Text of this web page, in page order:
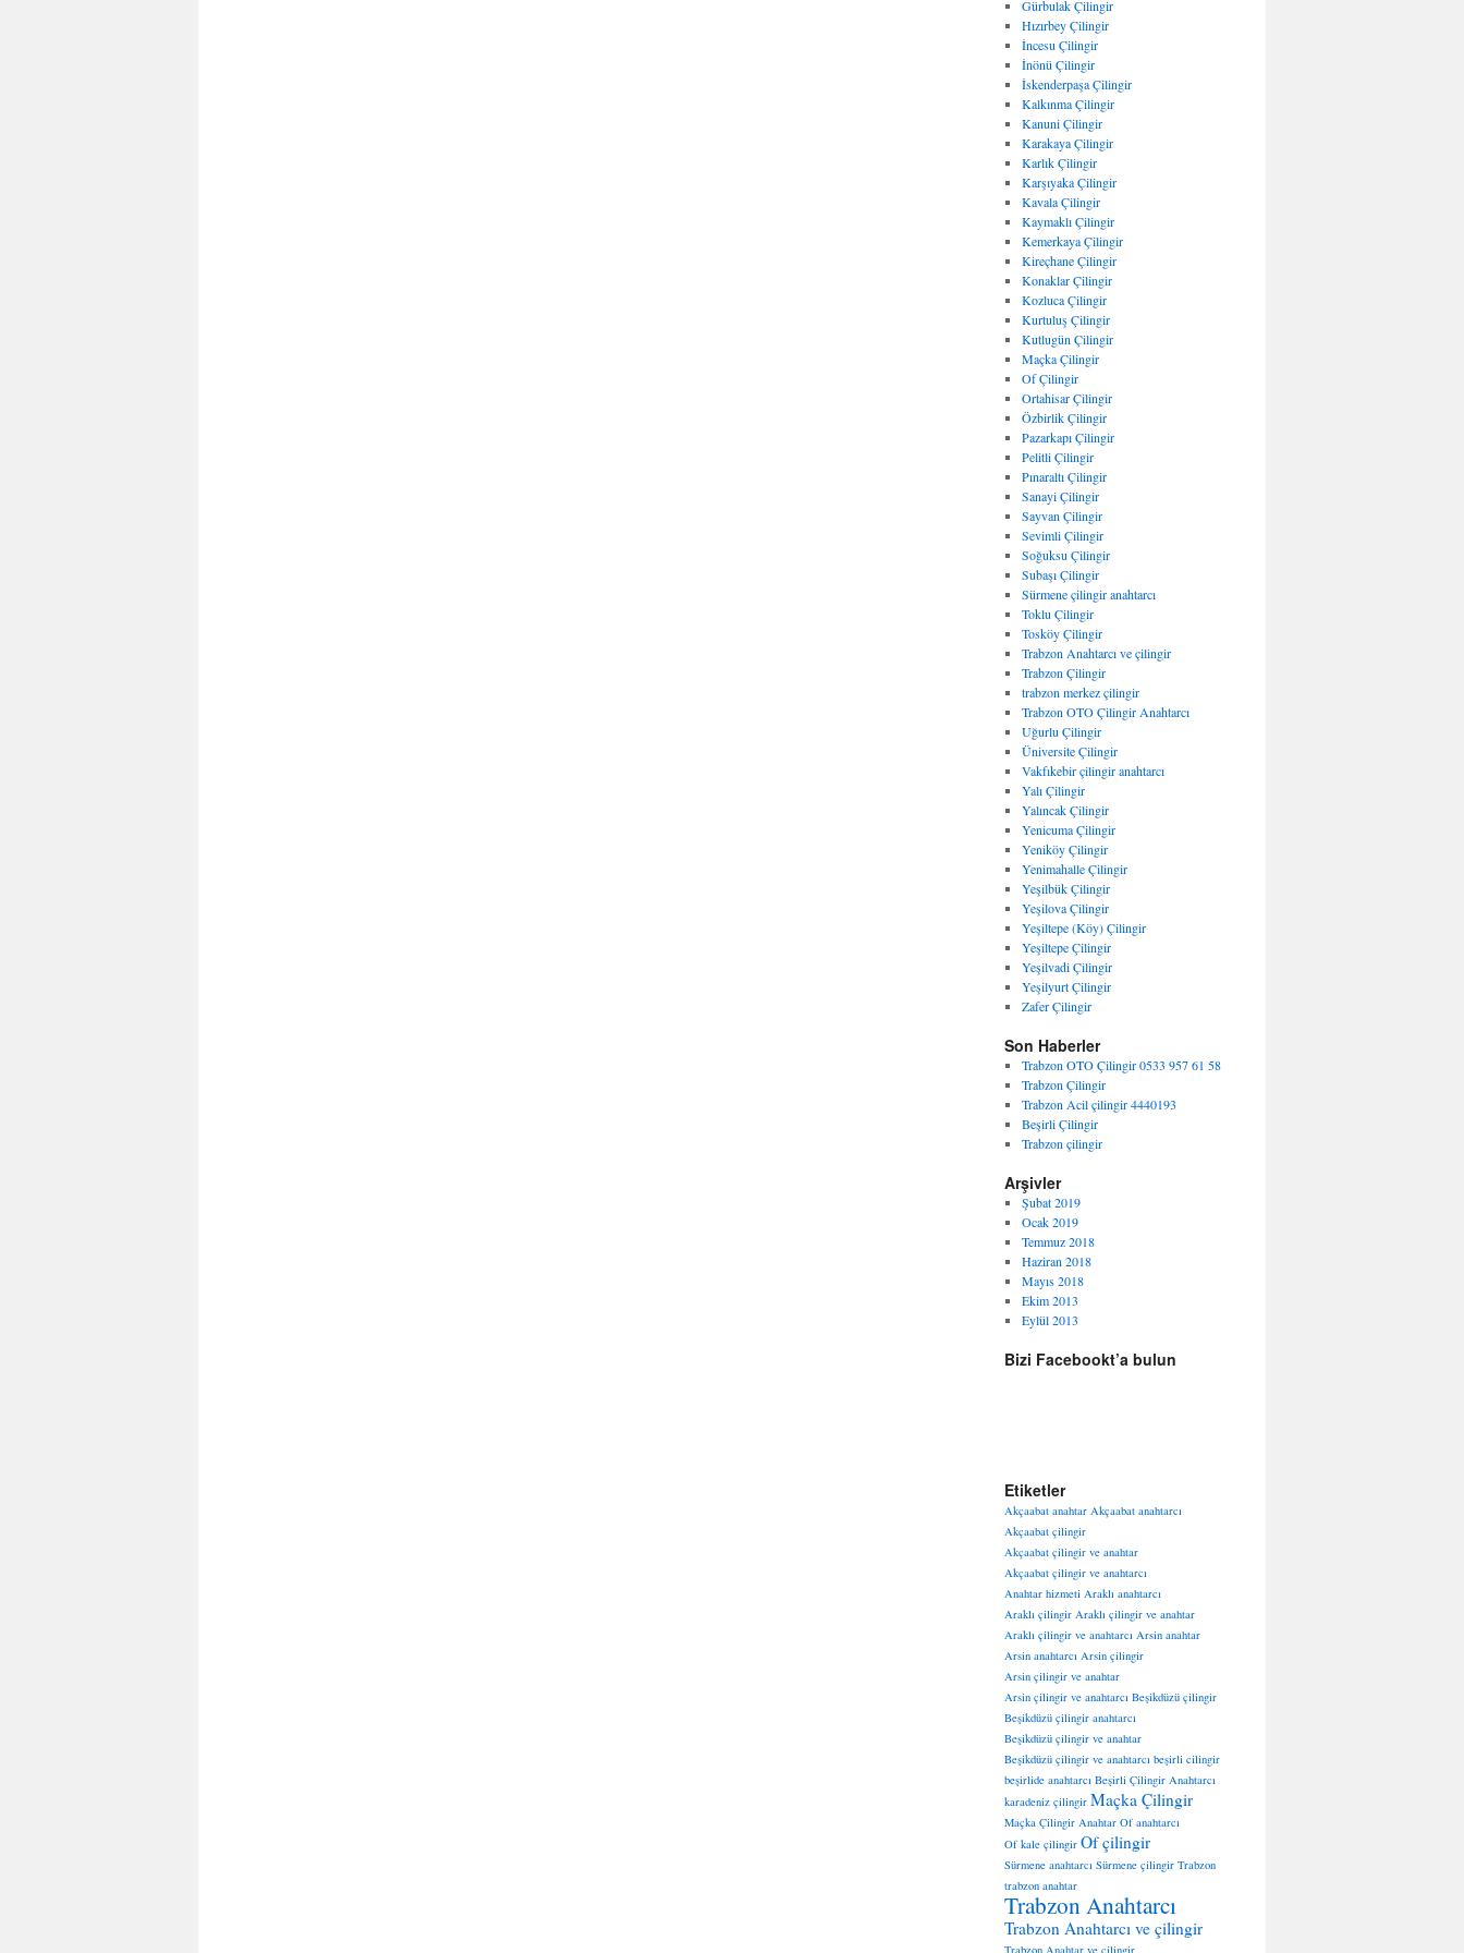
Gürbulak Çilingir
Hızırbey Çilingir
İncesu Çilingir
İnönü Çilingir
İskenderpaşa Çilingir
Kalkınma Çilingir
Kanuni Çilingir
Karakaya Çilingir
Karlık Çilingir
Karşıyaka Çilingir
Kavala Çilingir
Kaymaklı Çilingir
Kemerkaya Çilingir
Kireçhane Çilingir
Konaklar Çilingir
Kozluca Çilingir
Kurtuluş Çilingir
Kutlugün Çilingir
Maçka Çilingir
Of Çilingir
Ortahisar Çilingir
Özbirlik Çilingir
Pazarkapı Çilingir
Pelitli Çilingir
Pınaraltı Çilingir
Sanayi Çilingir
Sayvan Çilingir
Sevimli Çilingir
Soğuksu Çilingir
Subaşı Çilingir
Sürmene çilingir anahtarcı
Toklu Çilingir
Tosköy Çilingir
Trabzon Anahtarcı ve çilingir
Trabzon Çilingir
trabzon merkez çilingir
Trabzon OTO Çilingir Anahtarcı
Uğurlu Çilingir
Üniversite Çilingir
Vakfıkebir çilingir anahtarcı
Yalı Çilingir
Yalıncak Çilingir
Yenicuma Çilingir
Yeniköy Çilingir
Yenimahalle Çilingir
Yeşilbük Çilingir
Yeşilova Çilingir
Yeşiltepe (Köy) Çilingir
Yeşiltepe Çilingir
Yeşilvadi Çilingir
Yeşilyurt Çilingir
Zafer Çilingir
Son Haberler
Trabzon OTO Çilingir 0533 957 61 58
Trabzon Çilingir
Trabzon Acil çilingir 4440193
Beşirli Çilingir
Trabzon çilingir
Arşivler
Şubat 2019
Ocak 2019
Temmuz 2018
Haziran 2018
Mayıs 2018
Ekim 2013
Eylül 2013
Bizi Facebookt’a bulun
Etiketler
Akçaabat anahtar Akçaabat anahtarcı
Akçaabat çilingir
Akçaabat çilingir ve anahtar
Akçaabat çilingir ve anahtarcı
Anahtar hizmeti Araklı anahtarcı
Araklı çilingir Araklı çilingir ve anahtar
Araklı çilingir ve anahtarcı Arsin anahtar
Arsin anahtarcı Arsin çilingir
Arsin çilingir ve anahtar
Arsin çilingir ve anahtarcı Beşikdüzü çilingir
Beşikdüzü çilingir anahtarcı
Beşikdüzü çilingir ve anahtar
Beşikdüzü çilingir ve anahtarcı beşirli cilingir
beşirlide anahtarcı Beşirli Çilingir Anahtarcı
karadeniz çilingir Maçka Çilingir
Maçka Çilingir Anahtar Of anahtarcı
Of kale çilingir Of çilingir
Sürmene anahtarcı Sürmene çilingir Trabzon
trabzon anahtar
Trabzon Anahtarcı
Trabzon Anahtarcı ve çilingir
Trabzon Anahtar ve çilingir